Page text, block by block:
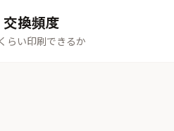
換頻度
らい印刷できるか